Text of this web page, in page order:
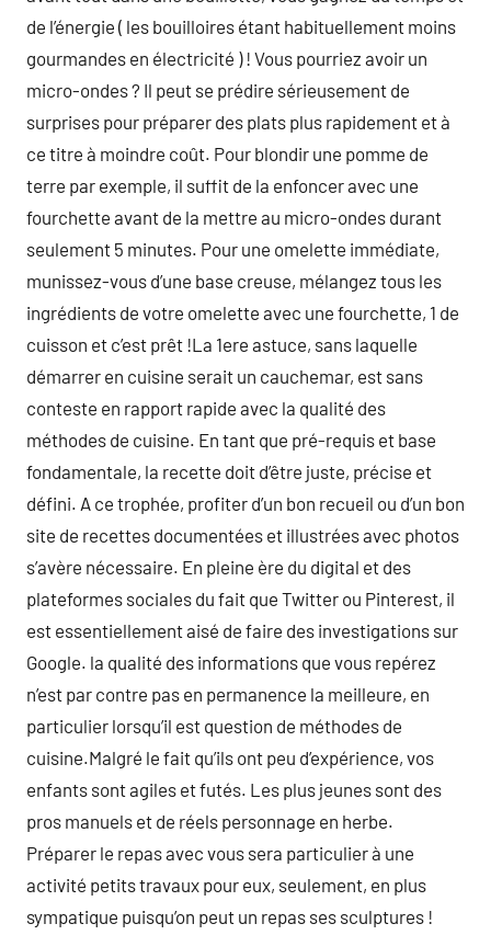
de l’énergie ( les bouilloires étant habituellement moins
gourmandes en électricité ) ! Vous pourriez avoir un
micro-ondes ? Il peut se prédire sérieusement de
surprises pour préparer des plats plus rapidement et à
ce titre à moindre coût. Pour blondir une pomme de
terre par exemple, il suffit de la enfoncer avec une
fourchette avant de la mettre au micro-ondes durant
seulement 5 minutes. Pour une omelette immédiate,
munissez-vous d’une base creuse, mélangez tous les
ingrédients de votre omelette avec une fourchette, 1 de
cuisson et c’est prêt !La 1ere astuce, sans laquelle
démarrer en cuisine serait un cauchemar, est sans
conteste en rapport rapide avec la qualité des
méthodes de cuisine. En tant que pré-requis et base
fondamentale, la recette doit d’être juste, précise et
défini. A ce trophée, profiter d’un bon recueil ou d’un bon
site de recettes documentées et illustrées avec photos
s’avère nécessaire. En pleine ère du digital et des
plateformes sociales du fait que Twitter ou Pinterest, il
est essentiellement aisé de faire des investigations sur
Google. la qualité des informations que vous repérez
n’est par contre pas en permanence la meilleure, en
particulier lorsqu’il est question de méthodes de
cuisine.Malgré le fait qu’ils ont peu d’expérience, vos
enfants sont agiles et futés. Les plus jeunes sont des
pros manuels et de réels personnage en herbe.
Préparer le repas avec vous sera particulier à une
activité petits travaux pour eux, seulement, en plus
sympatique puisqu’on peut un repas ses sculptures !